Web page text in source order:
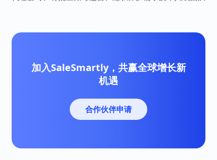
加入SaleSmartly，共赢全球增长新
机遇
合作伙伴申请